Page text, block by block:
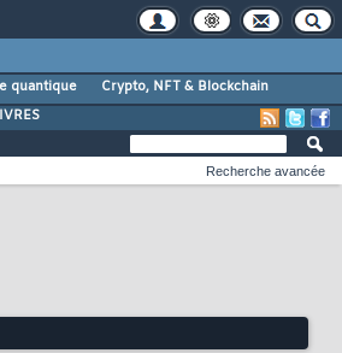
quantique
Crypto, NFT & Blockchain
Recherche avancée